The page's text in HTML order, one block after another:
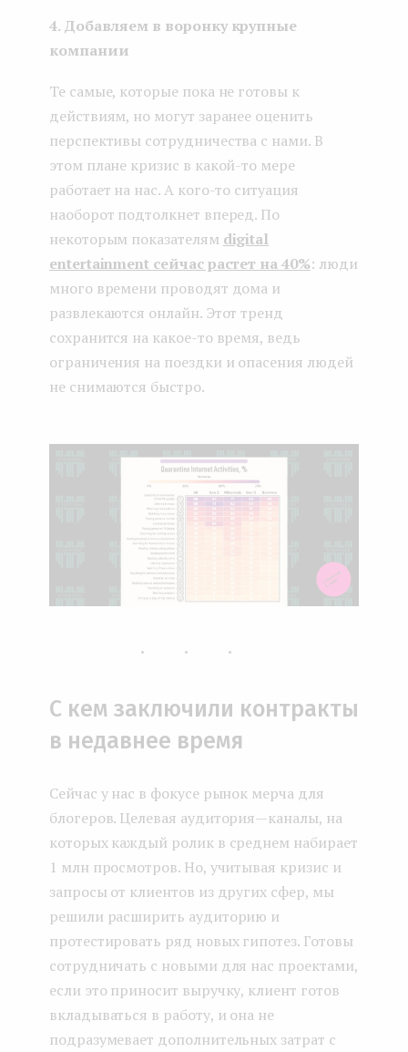
4. Добавляем в воронку крупные
компании
Те самые, которые пока не готовы к
действиям, но могут заранее оценить
перспективы сотрудничества с нами. В
этом плане кризис в какой-то мере
работает на нас. А кого-то ситуация
наоборот подтолкнет вперед. По
некоторым показателям digital
entertainment сейчас растет на 40%: люди
много времени проводят дома и
развлекаются онлайн. Этот тренд
сохранится на какое-то время, ведь
ограничения на поездки и опасения людей
не снимаются быстро.
...
С кем заключили контракты
в недавнее время
Сейчас у нас в фокусе рынок мерча для
блогеров. Целевая аудитория — каналы, на
которых каждый ролик в среднем набирает
1 млн просмотров. Но, учитывая кризис и
запросы от клиентов из других сфер, мы
решили расширить аудиторию и
протестировать ряд новых гипотез. Готовы
сотрудничать с новыми для нас проектами,
если это приносит выручку, клиент готов
вкладываться в работу, и она не
подразумевает дополнительных затрат с